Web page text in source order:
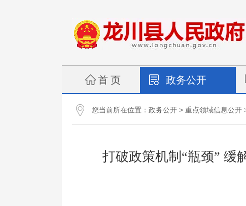
首 页 政务公开
您当前所在位置： 政务公开 > 重点领域信息公开
打破政策机制“瓶颈”